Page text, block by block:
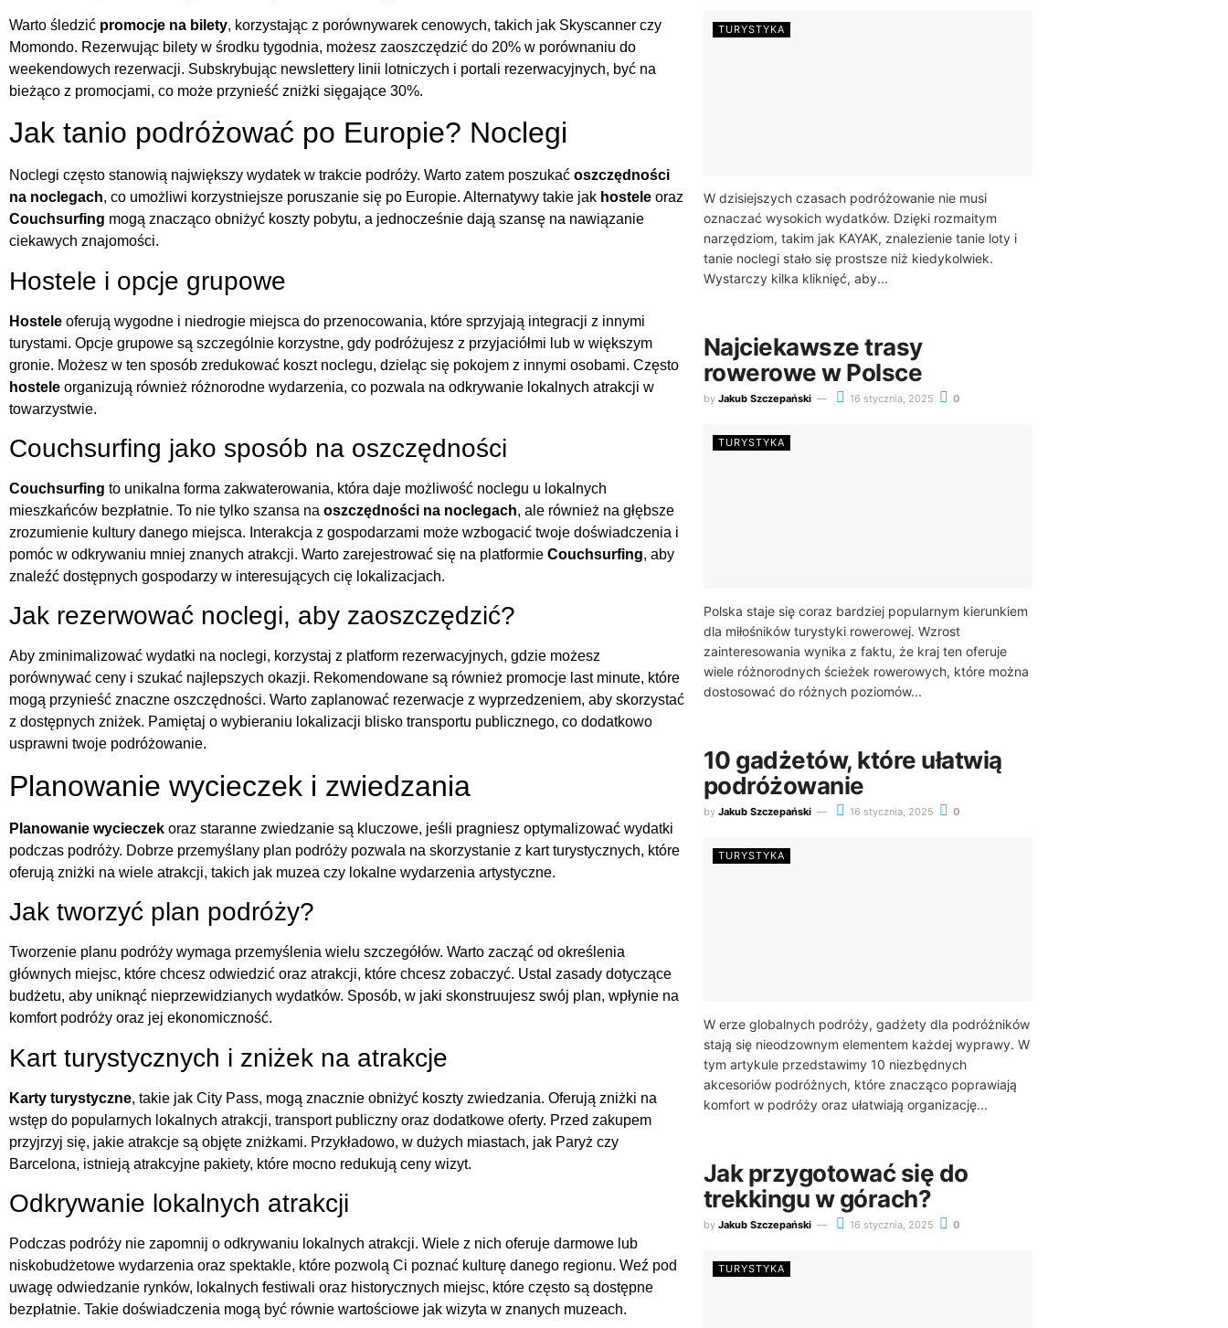
Warto śledzić promocje na bilety, korzystając z porównywarek cenowych, takich jak Skyscanner czy
Momondo. Rezerwując bilety w środku tygodnia, możesz zaoszczędzić do 20% w porównaniu do
weekendowych rezerwacji. Subskrybując newslettery linii lotniczych i portali rezerwacyjnych, być na
bieżąco z promocjami, co może przynieść zniżki sięgające 30%.
Jak tanio podróżować po Europie? Noclegi
Noclegi często stanowią największy wydatek w trakcie podróży. Warto zatem poszukać oszczędności
na noclegach, co umożliwi korzystniejsze poruszanie się po Europie. Alternatywy takie jak hostele oraz
Couchsurfing mogą znacząco obniżyć koszty pobytu, a jednocześnie dają szansę na nawiązanie
ciekawych znajomości.
Hostele i opcje grupowe
Hostele oferują wygodne i niedrogie miejsca do przenocowania, które sprzyjają integracji z innymi
turystami. Opcje grupowe są szczególnie korzystne, gdy podróżujesz z przyjaciółmi lub w większym
gronie. Możesz w ten sposób zredukować koszt noclegu, dzieląc się pokojem z innymi osobami. Często
hostele organizują również różnorodne wydarzenia, co pozwala na odkrywanie lokalnych atrakcji w
towarzystwie.
Couchsurfing jako sposób na oszczędności
Couchsurfing to unikalna forma zakwaterowania, która daje możliwość noclegu u lokalnych
mieszkańców bezpłatnie. To nie tylko szansa na oszczędności na noclegach, ale również na głębsze
zrozumienie kultury danego miejsca. Interakcja z gospodarzami może wzbogacić twoje doświadczenia i
pomóc w odkrywaniu mniej znanych atrakcji. Warto zarejestrować się na platformie Couchsurfing, aby
znaleźć dostępnych gospodarzy w interesujących cię lokalizacjach.
Jak rezerwować noclegi, aby zaoszczędzić?
Aby zminimalizować wydatki na noclegi, korzystaj z platform rezerwacyjnych, gdzie możesz
porównywać ceny i szukać najlepszych okazji. Rekomendowane są również promocje last minute, które
mogą przynieść znaczne oszczędności. Warto zaplanować rezerwacje z wyprzedzeniem, aby skorzystać
z dostępnych zniżek. Pamiętaj o wybieraniu lokalizacji blisko transportu publicznego, co dodatkowo
usprawni twoje podróżowanie.
Planowanie wycieczek i zwiedzania
Planowanie wycieczek oraz staranne zwiedzanie są kluczowe, jeśli pragniesz optymalizować wydatki
podczas podróży. Dobrze przemyślany plan podróży pozwala na skorzystanie z kart turystycznych, które
oferują zniżki na wiele atrakcji, takich jak muzea czy lokalne wydarzenia artystyczne.
Jak tworzyć plan podróży?
Tworzenie planu podróży wymaga przemyślenia wielu szczegółów. Warto zacząć od określenia
głównych miejsc, które chcesz odwiedzić oraz atrakcji, które chcesz zobaczyć. Ustal zasady dotyczące
budżetu, aby uniknąć nieprzewidzianych wydatków. Sposób, w jaki skonstruujesz swój plan, wpłynie na
komfort podróży oraz jej ekonomiczność.
Kart turystycznych i zniżek na atrakcje
Karty turystyczne, takie jak City Pass, mogą znacznie obniżyć koszty zwiedzania. Oferują zniżki na
wstęp do popularnych lokalnych atrakcji, transport publiczny oraz dodatkowe oferty. Przed zakupem
przyjrzyj się, jakie atrakcje są objęte zniżkami. Przykładowo, w dużych miastach, jak Paryż czy
Barcelona, istnieją atrakcyjne pakiety, które mocno redukują ceny wizyt.
Odkrywanie lokalnych atrakcji
Podczas podróży nie zapomnij o odkrywaniu lokalnych atrakcji. Wiele z nich oferuje darmowe lub
niskobudżetowe wydarzenia oraz spektakle, które pozwolą Ci poznać kulturę danego regionu. Weź pod
uwagę odwiedzanie rynków, lokalnych festiwali oraz historycznych miejsc, które często są dostępne
bezpłatnie. Takie doświadczenia mogą być równie wartościowe jak wizyta w znanych muzeach.
TURYSTYKA
W dzisiejszych czasach podróżowanie nie musi
oznaczać wysokich wydatków. Dzięki rozmaitym
narzędziom, takim jak KAYAK, znalezienie tanie loty i
tanie noclegi stało się prostsze niż kiedykolwiek.
Wystarczy kilka kliknięć, aby...
Najciekawsze trasy
rowerowe w Polsce
by Jakub Szczepański 16 stycznia, 2025 0
TURYSTYKA
Polska staje się coraz bardziej popularnym kierunkiem
dla miłośników turystyki rowerowej. Wzrost
zainteresowania wynika z faktu, że kraj ten oferuje
wiele różnorodnych ścieżek rowerowych, które można
dostosować do różnych poziomów...
10 gadżetów, które ułatwią
podróżowanie
by Jakub Szczepański 16 stycznia, 2025 0
TURYSTYKA
W erze globalnych podróży, gadżety dla podróżników
stają się nieodzownym elementem każdej wyprawy. W
tym artykule przedstawimy 10 niezbędnych
akcesoriów podróżnych, które znacząco poprawiają
komfort w podróży oraz ułatwiają organizację...
Jak przygotować się do
trekkingu w górach?
by Jakub Szczepański 16 stycznia, 2025 0
TURYSTYKA